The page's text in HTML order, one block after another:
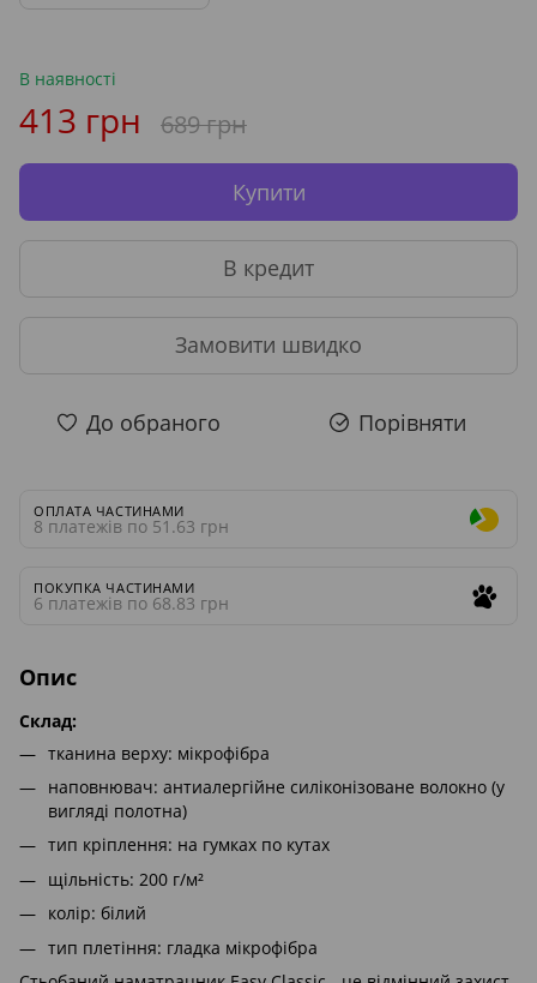
В наявності
413 грн 689 грн
Купити
В кредит
Замовити швидко
До обраного Порівняти
ОПЛАТА ЧАСТИНАМИ
8 платежів по 51.63 грн
ПОКУПКА ЧАСТИНАМИ
6 платежів по 68.83 грн
Опис
Cклад:
тканина верху: мікрофібра
наповнювач: антиалергійне силіконізоване волокно (у
вигляді полотна)
тип кріплення: на гумках по кутах
щільність: 200 г/м²
колір: білий
тип плетіння: гладка мікрофібра